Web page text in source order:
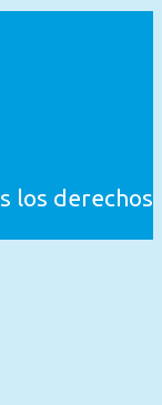
los derechos